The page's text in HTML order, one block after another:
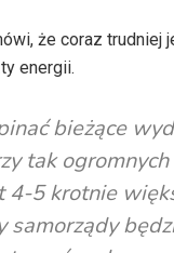
że coraz
energii.
bieżące
tak
5 krotnie
samorządy